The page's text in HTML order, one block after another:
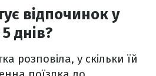
відпочинок у
днів?
розповіла, у скільки їй